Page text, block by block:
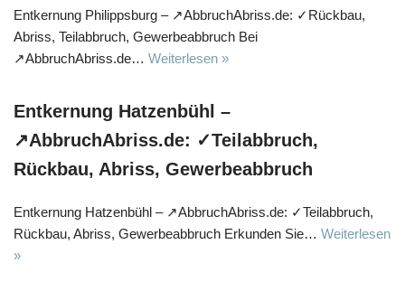
Entkernung Philippsburg – ↗️AbbruchAbriss.de: ✓Rückbau,
Abriss, Teilabbruch, Gewerbeabbruch Bei
↗️AbbruchAbriss.de… Weiterlesen »
Entkernung Hatzenbühl –
↗️AbbruchAbriss.de: ✓Teilabbruch,
Rückbau, Abriss, Gewerbeabbruch
Entkernung Hatzenbühl – ↗️AbbruchAbriss.de: ✓Teilabbruch,
Rückbau, Abriss, Gewerbeabbruch Erkunden Sie… Weiterlesen
»